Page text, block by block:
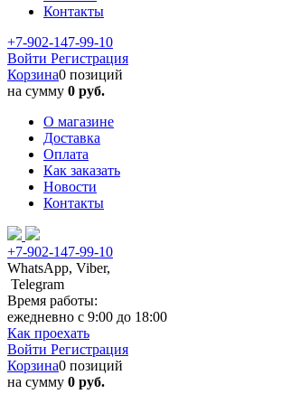
Контакты
+7-902-147-99-10
Войти Регистрация
Корзина0 позиций
на сумму 0 руб.
О магазине
Доставка
Оплата
Как заказать
Новости
Контакты
+7-902-147-99-10
WhatsApp, Viber,
Telegram
Время работы:
ежедневно с 9:00 до 18:00
Как проехать
Войти Регистрация
Корзина0 позиций
на сумму 0 руб.